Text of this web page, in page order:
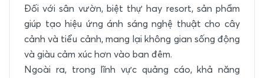
Đối với sân vườn, biệt thự hay resort, sản phẩm
giúp tạo hiệu ứng ánh sáng nghệ thuật cho cây
cảnh và tiểu cảnh, mang lại không gian sống động
và giàu cảm xúc hơn vào ban đêm.
Ngoài ra, trong lĩnh vực quảng cáo, khả năng